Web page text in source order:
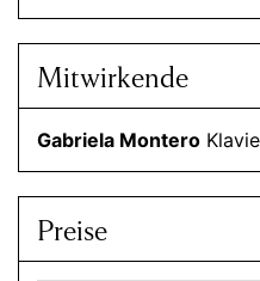
Mitwirkende
Gabriela Montero
Preise